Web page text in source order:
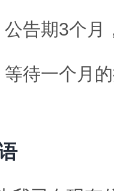
公告期3个
等待一个月
语